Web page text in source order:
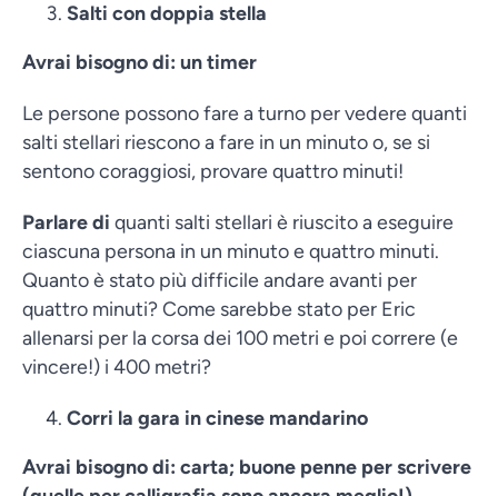
Salti con doppia stella
Avrai bisogno di: un timer
Le persone possono fare a turno per vedere quanti
salti stellari riescono a fare in un minuto o, se si
sentono coraggiosi, provare quattro minuti!
Parlare di quanti salti stellari è riuscito a eseguire
ciascuna persona in un minuto e quattro minuti.
Quanto è stato più difficile andare avanti per
quattro minuti? Come sarebbe stato per Eric
allenarsi per la corsa dei 100 metri e poi correre (e
vincere!) i 400 metri?
Corri la gara in cinese mandarino
Avrai bisogno di: carta; buone penne per scrivere